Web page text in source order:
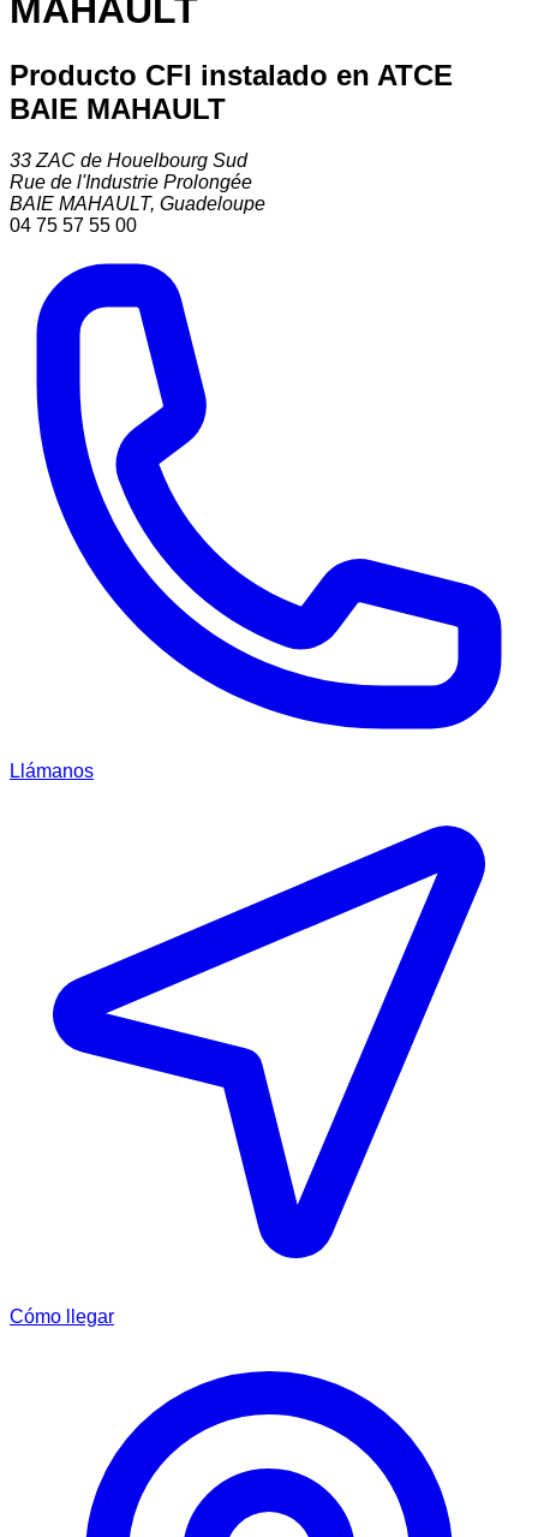
MAHAULT
Producto CFI instalado en ATCE
BAIE MAHAULT
33 ZAC de Houelbourg Sud
Rue de l'Industrie Prolongée
BAIE MAHAULT, Guadeloupe
04 75 57 55 00
Llámanos
Cómo llegar